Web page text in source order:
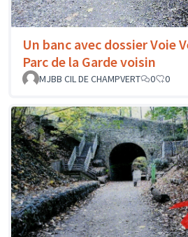
Un banc avec dossier Voie
Parc de la Garde voisin
MJBB CIL DE CHAMPVERT
0 0